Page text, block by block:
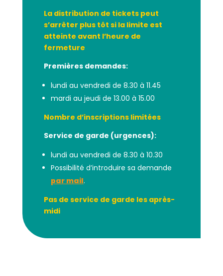
La distribution de tickets peut
s’arrêter plus tôt si la limite est
atteinte avant l’heure de
fermeture
Premières demandes:
lundi au vendredi de 8.30 à 11.45
mardi au jeudi de 13.00 à 15.00
Nombre d’inscriptions limitées
Service de garde (urgences):
lundi au vendredi de 8.30 à 10.30
Possibilité d’introduire sa demande
par mail.
Pas de service de garde les après-
midi